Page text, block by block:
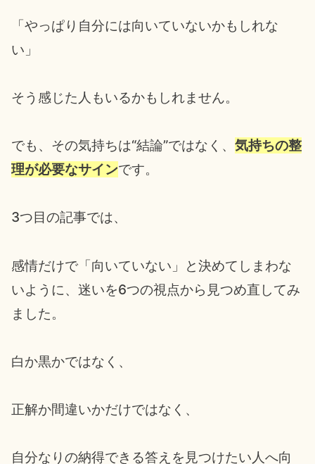
「やっぱり自分には向いていないかもしれな
い」
そう感じた人もいるかもしれません。
でも、その気持ちは“結論”ではなく、 気持ちの整
理が必要なサインです。
3つ目の記事では、
感情だけで「向いていない」と決めてしまわな
いように、迷いを6つの視点から見つめ直してみ
ました。
白か黒かではなく、
正解か間違いかだけではなく、
自分なりの納得できる答えを見つけたい人へ向